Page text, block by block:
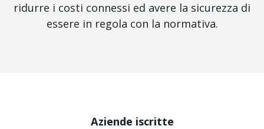
ridurre i costi connessi ed avere la sicurezza di
essere in regola con la normativa.
Aziende iscritte